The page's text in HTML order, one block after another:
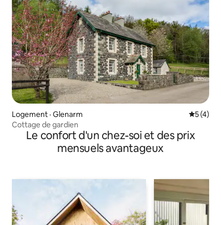
Logement · Glenarm Note
5 (4)
Cottage de gardien
Le confort d'un chez-soi et des prix
mensuels avantageux